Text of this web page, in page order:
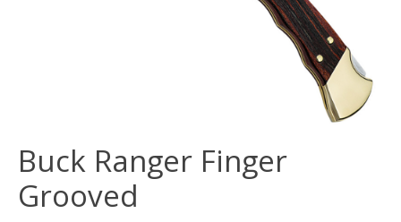
Buck Ranger Finger
Grooved